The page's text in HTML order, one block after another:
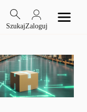
SzukajZaloguj